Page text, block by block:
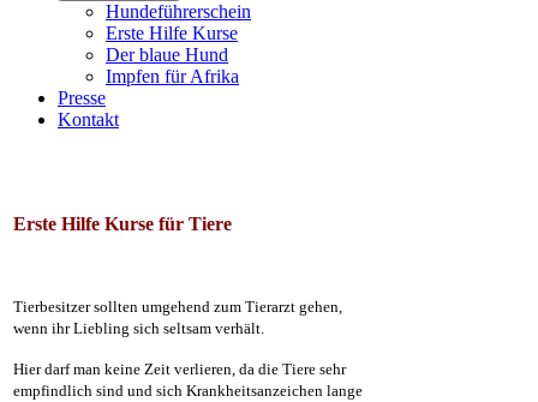
Hundeführerschein
Erste Hilfe Kurse
Der blaue Hund
Impfen für Afrika
Presse
Kontakt
Erste Hilfe Kurse für Tiere
Tierbesitzer sollten umgehend zum Tierarzt gehen,
wenn ihr Liebling sich seltsam verhält.
Hier darf man keine Zeit verlieren, da die Tiere sehr
empfindlich sind und sich Krankheitsanzeichen lange